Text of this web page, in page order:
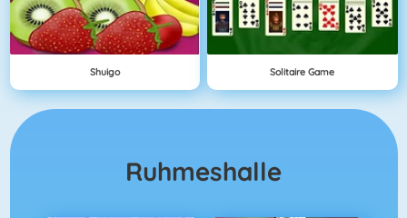
Shuigo Solitaire Game
Ruhmeshalle